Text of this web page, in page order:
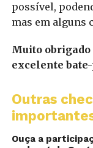
possível,
mas em alguns
Muito obrigado
excelente
Outras
Ouça a